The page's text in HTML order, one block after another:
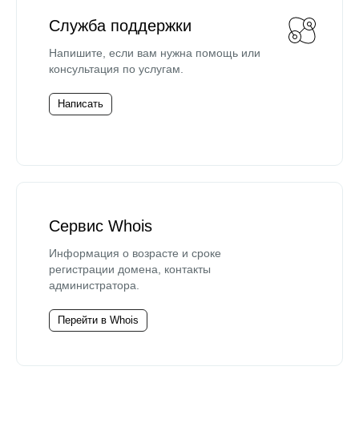
Служба поддержки
Напишите, если вам нужна помощь или
консультация по услугам.
Написать
Сервис Whois
Информация о возрасте и сроке
регистрации домена, контакты
администратора.
Перейти в Whois